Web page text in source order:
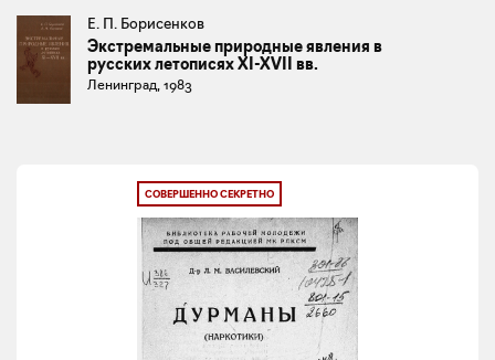
Е. П. Борисенков
Экстремальные природные явления в
русских летописях XI-XVII вв.
Ленинград, 1983
СОВЕРШЕННО СЕКРЕТНО